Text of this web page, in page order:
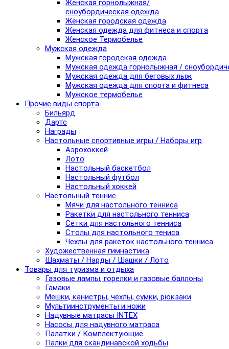
Женская горнолыжная/
сноубордическая одежда
Женская городская одежда
Женская одежда для фитнеса и спорта
Женское Термобелье
Мужская одежда
Мужская городская одежда
Мужская одежда горнолыжная /
Мужская одежда для беговых лыж
Мужская одежда для спорта и фитнеса
Мужское термобелье
Прочие виды спорта
Бильярд
Дартс
Награды
Настольные спортивные игры / Наборы игр
Аэрохоккей
Лото
Настольный баскетбол
Настольный футбол
Настольный хоккей
Настольный теннис
Мячи для настольного тенниса
Ракетки для настольного тенниса
Сетки для настольного тенниса
Столы для настольного тениса
Чехлы для ракеток настольного тенниса
Художественная гимнастика
Шахматы / Нарды / Шашки / Лото
Товары для туризма и отдыха
Газовые лампы, горелки и газовые баллоны
Гамаки
Мешки, канистры, чехлы, сумки, рюкзаки
Мультиинструменты и ножи
Надувные матрасы INTEX
Насосы для надувного матраса
Палатки / Комплектующие
Палки для скандинавской ходьбы